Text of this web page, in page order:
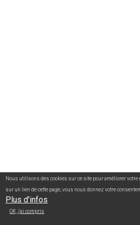
Nous utilisons des cookies sur ce site pour améliorer
sur un lien de cette page, vous nous donnez votre
Plus d'infos
OK, j'ai compris